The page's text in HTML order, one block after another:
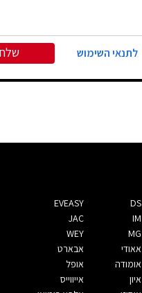
לתנאי השימוש
DS
EVEASY
IM
JAC
MG
WEY
אאודי
אבארט
אומודה
אופל
איון
אייווייס